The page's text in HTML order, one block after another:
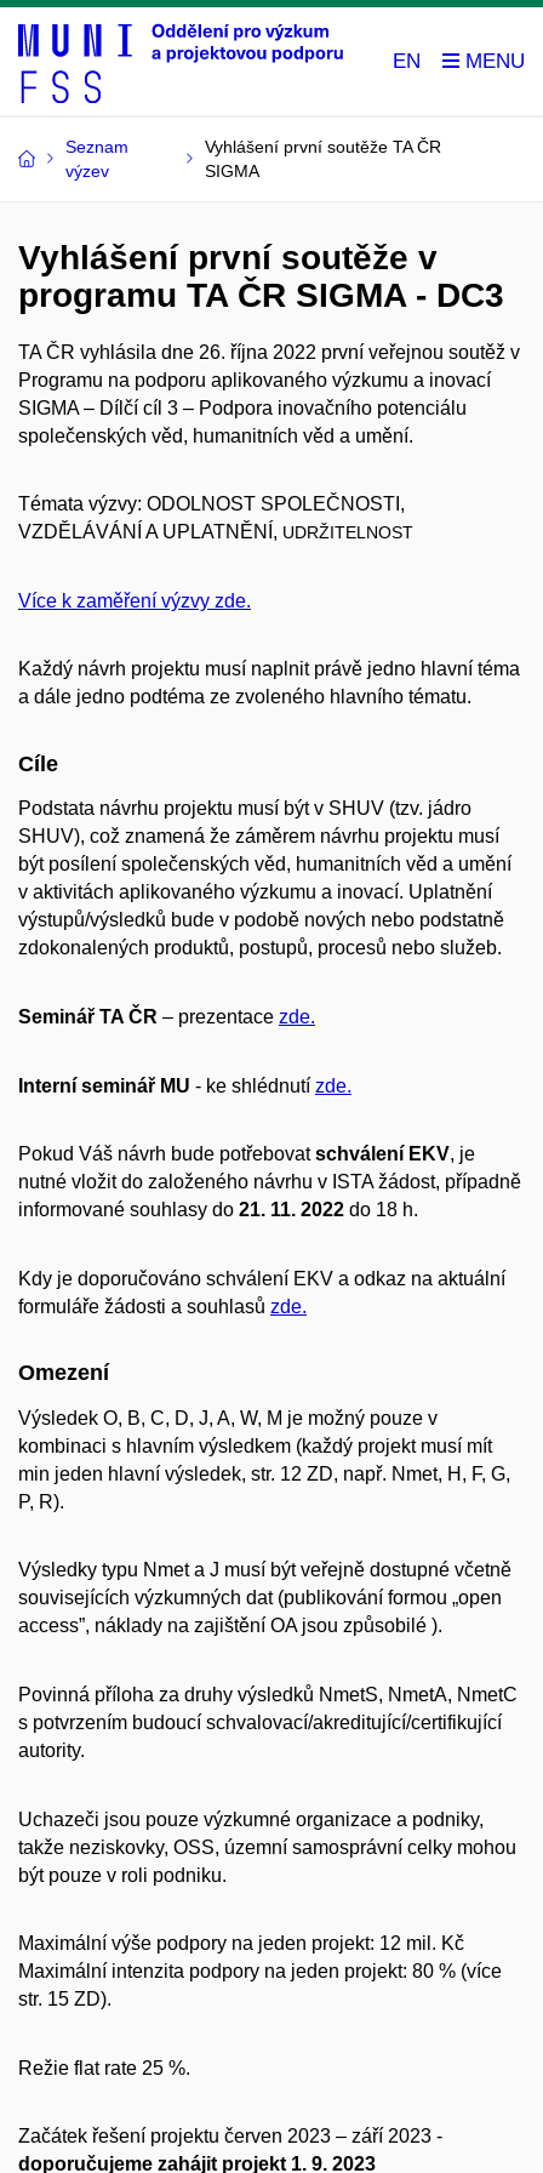
EN
Seznam
výzev
Vyhlášení první soutěže TA ČR
SIGMA
Vyhlášení první soutěže v
programu TA ČR SIGMA - DC3
TA ČR vyhlásila dne 26. října 2022 první veřejnou soutěž v
Programu na podporu aplikovaného výzkumu a inovací
SIGMA – Dílčí cíl 3 – Podpora inovačního potenciálu
společenských věd, humanitních věd a umění.
Témata výzvy: ODOLNOST SPOLEČNOSTI,
VZDĚLÁVÁNÍ A UPLATNĚNÍ, UDRŽITELNOST
Více k zaměření výzvy zde.
Každý návrh projektu musí naplnit právě jedno hlavní téma
a dále jedno podtéma ze zvoleného hlavního tématu.
Cíle
Podstata návrhu projektu musí být v SHUV (tzv. jádro
SHUV), což znamená že záměrem návrhu projektu musí
být posílení společenských věd, humanitních věd a umění
v aktivitách aplikovaného výzkumu a inovací. Uplatnění
výstupů/výsledků bude v podobě nových nebo podstatně
zdokonalených produktů, postupů, procesů nebo služeb.
Seminář TA ČR – prezentace zde.
Interní seminář MU - ke shlédnutí zde.
Pokud Váš návrh bude potřebovat schválení EKV, je
nutné vložit do založeného návrhu v ISTA žádost, případně
informované souhlasy do 21. 11. 2022 do 18 h.
Kdy je doporučováno schválení EKV a odkaz na aktuální
formuláře žádosti a souhlasů zde.
Omezení
Výsledek O, B, C, D, J, A, W, M je možný pouze v
kombinaci s hlavním výsledkem (každý projekt musí mít
min jeden hlavní výsledek, str. 12 ZD, např. Nmet, H, F, G,
P, R).
Výsledky typu Nmet a J musí být veřejně dostupné včetně
souvisejících výzkumných dat (publikování formou „open
access”, náklady na zajištění OA jsou způsobilé ).
Povinná příloha za druhy výsledků NmetS, NmetA, NmetC
s potvrzením budoucí schvalovací/akreditující/certifikující
autority.
Uchazeči jsou pouze výzkumné organizace a podniky,
takže neziskovky, OSS, územní samosprávní celky mohou
být pouze v roli podniku.
Maximální výše podpory na jeden projekt: 12 mil. Kč
Maximální intenzita podpory na jeden projekt: 80 % (více
str. 15 ZD).
Režie flat rate 25 %.
Začátek řešení projektu červen 2023 – září 2023 -
doporučujeme zahájit projekt 1. 9. 2023